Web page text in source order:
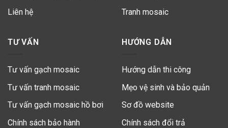
Liên hệ
Tranh mosaic
TƯ VẤN
Tư vấn gạch mosaic
Tư vấn tranh mosaic
Tư vấn gạch mosaic hồ bơi
Chính sách bảo hành
HƯỚNG DẪN
Hướng dẫn thi công
Mẹo vệ sinh và bảo quản
Sơ đồ website
Chính sách đổi trả